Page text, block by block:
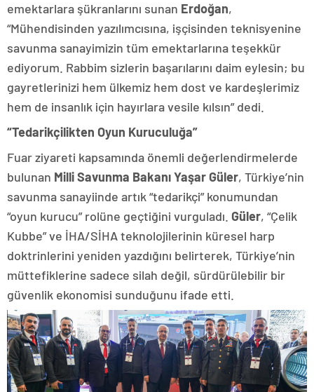
emektarlara şükranlarını sunan Erdoğan,
“Mühendisinden yazılımcısına, işçisinden teknisyenine
savunma sanayimizin tüm emektarlarına teşekkür
ediyorum. Rabbim sizlerin başarılarını daim eylesin; bu
gayretlerinizi hem ülkemiz hem dost ve kardeşlerimiz
hem de insanlık için hayırlara vesile kılsın” dedi.
“Tedarikçilikten Oyun Kuruculuğa”
Fuar ziyareti kapsamında önemli değerlendirmelerde
bulunan Milli Savunma Bakanı Yaşar Güler, Türkiye’nin
savunma sanayiinde artık “tedarikçi” konumundan
“oyun kurucu” rolüne geçtiğini vurguladı. Güler, “Çelik
Kubbe” ve İHA/SİHA teknolojilerinin küresel harp
doktrinlerini yeniden yazdığını belirterek, Türkiye’nin
müttefiklerine sadece silah değil, sürdürülebilir bir
güvenlik ekonomisi sunduğunu ifade etti.